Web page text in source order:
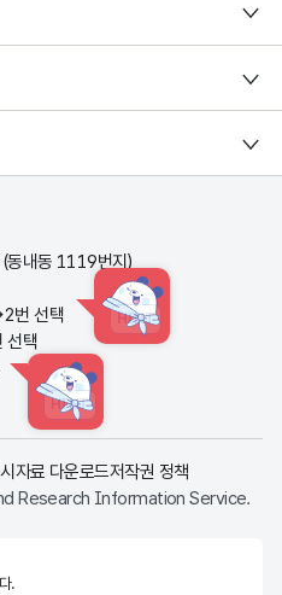
동내동 1119번지)
번 선택 HINT
선택
HINT
자료 다운로드저작권 정책
Research Information Service.
.